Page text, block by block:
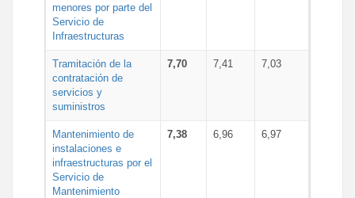
menores por parte del
Servicio de
Infraestructuras
Tramitación de la
contratación de
servicios y
suministros
7,70 7,41 7,03
Mantenimiento de
instalaciones e
infraestructuras por el
Servicio de
Mantenimiento
7,38 6,96 6,97